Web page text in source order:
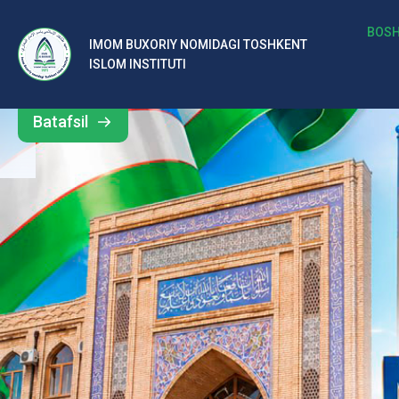
IMOM BUXORIY NOMIDAGI TOSHKENT
ISLOM INSTITUTI
b
al
ar
o‘
rt
a
si
d
Barcha
yangiliklar
Batafsil